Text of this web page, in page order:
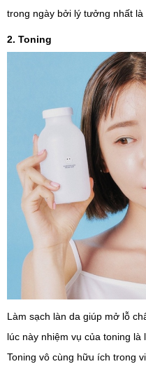
trong ngày bởi lý tưởng nhất là
2. Toning
Làm sạch làn da giúp mở lỗ
lúc này nhiệm vụ của toning là
Toning vô cùng hữu ích trong